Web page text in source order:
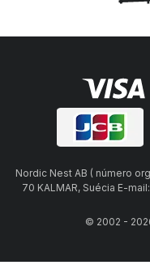
Nordic Nest AB ( número
70 KALMAR, Suécia E-
© 2002 -